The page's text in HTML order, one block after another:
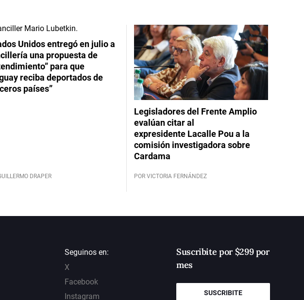
Unidos entregó en julio a
una propuesta de
para que
reciba deportados de
países”
DRAPER
Legisladores del Frente Amplio
evalúan citar al
expresidente Lacalle Pou a la
comisión investigadora sobre
Cardama
POR VICTORIA FERNÁNDEZ
Seguinos en:
X
Facebook
Instagram
Suscribite por $299 por
mes
SUSCRIBITE